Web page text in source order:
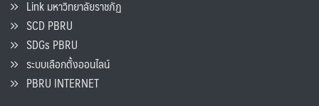
Link มหาวิทยาลัยราชภัฏ
SCD PBRU
SDGs PBRU
ระบบเลือกตั้งออนไลน์
PBRU INTERNET